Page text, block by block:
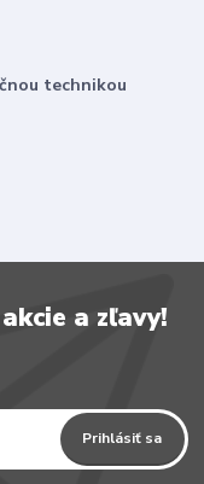
technikou
a zľavy!
Prihlásiť sa